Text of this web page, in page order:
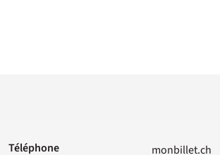
Contact
Téléphone
monbillet.ch